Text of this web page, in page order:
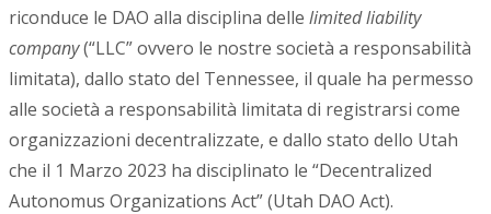
riconduce le DAO alla disciplina delle limited liability
company(“LLC” ovvero le nostre società a responsabilità
limitata), dallo stato del Tennessee, il quale ha permesso
alle società a responsabilità limitata di registrarsi come
organizzazioni decentralizzate, e dallo stato dello Utah
che il 1 Marzo 2023 ha disciplinato le “Decentralized
Autonomus Organizations Act” (Utah DAO Act).